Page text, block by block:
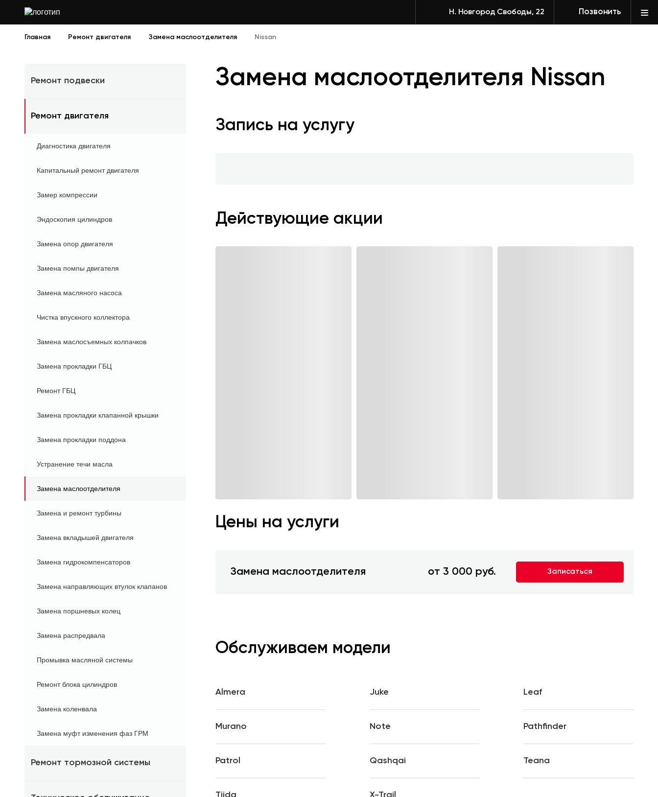
Н. Новгород Свободы, 22 Позвонить
Главная Ремонт двигателя Замена маслоотделителя Nissan
Ремонт подвески
Ремонт двигателя
Диагностика двигателя
Капитальный ремонт двигателя
Замер компрессии
Эндоскопия цилиндров
Замена опор двигателя
Замена помпы двигателя
Замена масляного насоса
Чистка впускного коллектора
Замена маслосъемных колпачков
Замена прокладки ГБЦ
Ремонт ГБЦ
Замена прокладки клапанной крышки
Замена прокладки поддона
Устранение течи масла
Замена маслоотделителя
Замена и ремонт турбины
Замена вкладышей двигателя
Замена гидрокомпенсаторов
Замена направляющих втулок клапанов
Замена поршневых колец
Замена распредвала
Промывка масляной системы
Ремонт блока цилиндров
Замена коленвала
Замена муфт изменения фаз ГРМ
Ремонт тормозной системы
Замена маслоотделителя Nissan
Запись на услугу
Действующие акции
Цены на услуги
Замена маслоотделителя от 3 000 руб. Записаться
Обслуживаем модели
Almera Juke Leaf
Murano Note Pathfinder
Patrol Qashqai Teana
Tiida X-Trail